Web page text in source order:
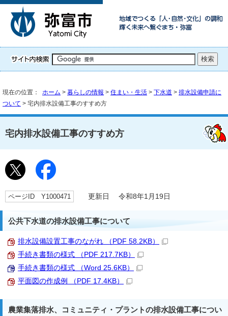
現在の位置： ホーム > 暮らしの情報 > 住まい・生活 > 下水道 > 排水設備申請に
ついて > 宅内排水設備工事のすすめ方
宅内排水設備工事のすすめ方
ページID Y1000471 更新日 令和8年1月19日
公共下水道の排水設備工事について
排水設備設置工事のながれ （PDF 58.2KB）
手続き書類の様式 （PDF 217.7KB）
手続き書類の様式 （Word 25.6KB）
平面図の作成例 （PDF 17.4KB）
農業集落排水、コミュニティ・プラントの排水設備工事につい